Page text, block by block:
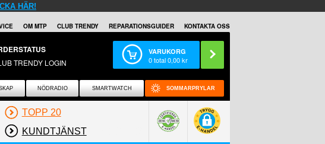
HÄR!
OM MTP CLUB TRENDY REPARATIONSGUIDER KONTAKTA OSS
TRENDY LOGIN
VARUKORG
0total0,00kr
NÖDRADIO SMARTWATCH SOMMARPRYLAR
TOPP 20
KUNDTJÄNST